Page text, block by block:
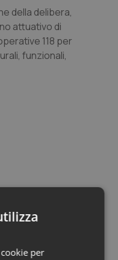
della delibera,
attuativo di
118 per
funzionali,
in
per